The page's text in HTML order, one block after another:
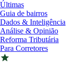
Últimas
Guia de bairros
Dados & Inteligência
Análise & Opinião
Reforma Tributária
Para Corretores